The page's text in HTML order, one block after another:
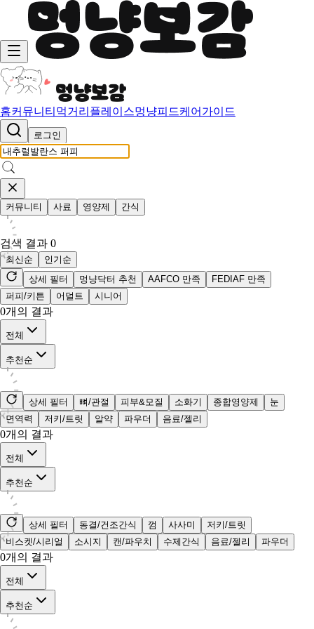
홈커뮤니티 먹거리 플레이스멍냥피드케어가이드
로그인
커뮤니티 사료 영양제 간식
검색 결과 0
최신순
인기순
상세 필터
멍냥닥터 추천 AAFCO 만족
FEDIAF 만족
퍼피/키튼
어덜트 시니어
0개의 결과
전체
추천순
상세 필터 뼈/관절 피부&모질 소화기 종합영양제
눈
면역력
저키/트릿 알약 파우더 음료/젤리
0개의 결과
전체
추천순
상세 필터 동결/건조간식 껌 사사미
저키/트릿
비스켓/시리얼
소시지 캔/파우치 수제간식 음료/젤리 파우더
0개의 결과
전체
추천순